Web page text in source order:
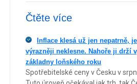
Čtěte více
Inflace klesá už jen nepatrně,
výrazněji neklesne. Nahoře ji drží
základny loňského roku
Spotřebitelské ceny v Česku v